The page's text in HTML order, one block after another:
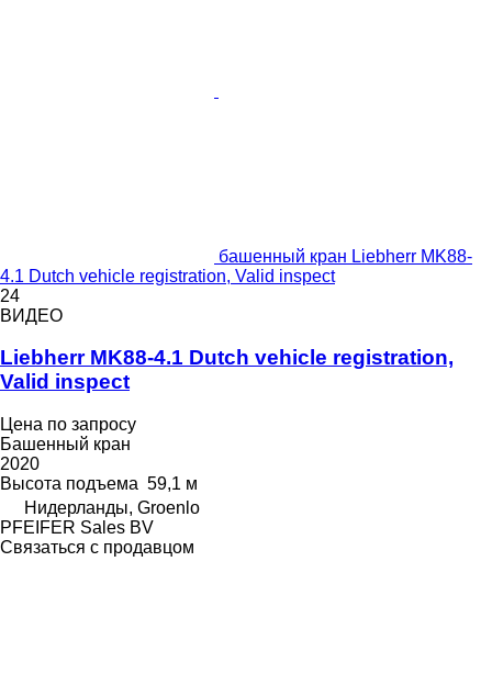
башенный кран Liebherr MK88-
4.1 Dutch vehicle registration, Valid inspect
24
ВИДЕО
Liebherr MK88-4.1 Dutch vehicle registration,
Valid inspect
Цена по запросу
Башенный кран
2020
Высота подъема 59,1 м
Нидерланды, Groenlo
PFEIFER Sales BV
Связаться с продавцом